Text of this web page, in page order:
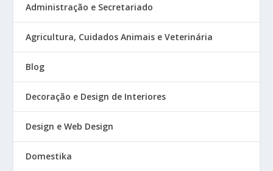
Administração e Secretariado
Agricultura, Cuidados Animais e Veterinária
Blog
Decoração e Design de Interiores
Design e Web Design
Domestika